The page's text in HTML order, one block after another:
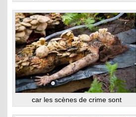
car les scènes de crime sont